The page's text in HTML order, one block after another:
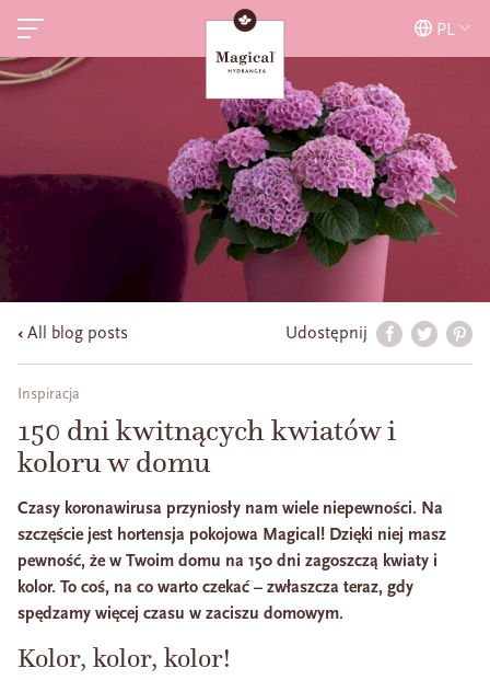
PL
All blog posts Udostępnij
Inspiracja
150 dni kwitnących kwiatów i
koloru w domu
Czasy koronawirusa przyniosły nam wiele niepewności. Na
szczęście jest hortensja pokojowa Magical! Dzięki niej masz
pewność, że w Twoim domu na 150 dni zagoszczą kwiaty i
kolor. To coś, na co warto czekać – zwłaszcza teraz, gdy
spędzamy więcej czasu w zaciszu domowym.
Kolor, kolor, kolor!